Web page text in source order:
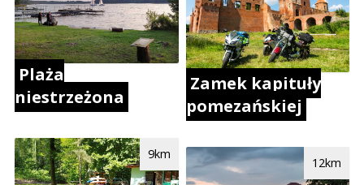
Plaża
niestrzeżona
9km
Zamek kapituły
pomezańskiej
12km